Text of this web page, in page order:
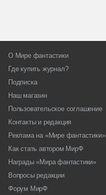
О Мире фантастики
Где купить журнал?
Подписка
Наш магазин
Пользовательское соглашение
Контакты и редакция
Реклама на «Мире фантастики»
Как стать автором МирФ
Награды «Мира фантастики»
Вопросы редакции
Форум МирФ